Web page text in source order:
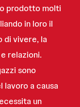
prodotto molti
in loro il
di vivere, la
relazioni.
sono
lavoro a causa
un